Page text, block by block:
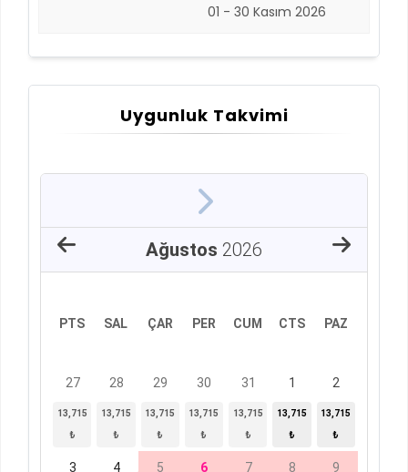
01 - 30 Kasım 2026
Uygunluk Takvimi
Ağustos 2026
PTS SAL ÇAR PER CUM CTS PAZ
27
13,715
₺
28
13,715
₺
29
13,715
₺
30
13,715
₺
31
13,715
₺
1
13,715
₺
2
13,715
₺
3 4 5 6 7 8 9